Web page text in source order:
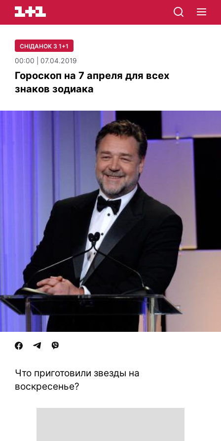
СНІДАНОК З 1+1
00:00 | 07.04.2019
Гороскоп на 7 апреля для всех
знаков зодиака
Что приготовили звезды на
воскресенье?